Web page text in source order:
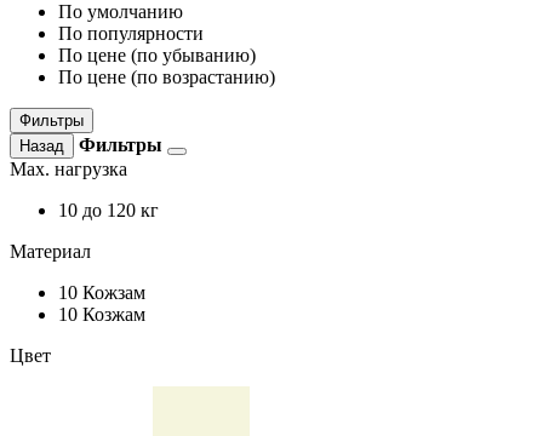
По умолчанию
По популярности
По цене (по убыванию)
По цене (по возрастанию)
Фильтры
Назад
Фильтры
Max. нагрузка
10 до 120 кг
Материал
10 Кожзам
10 Козжам
Цвет